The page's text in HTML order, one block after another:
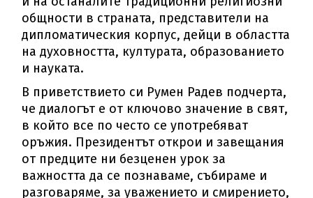
общности в страната, представители на
дипломатическия корпус, дейци в областта
на духовността, културата, образованието
и науката.
В приветствието си Румен Радев подчерта,
че диалогът е от ключово значение в свят,
в който все по често се употребяват
оръжия. Президентът открои и завещания
от предците ни безценен урок за
важността да се познаваме, събираме и
разговаряме, за уважението и смирението,